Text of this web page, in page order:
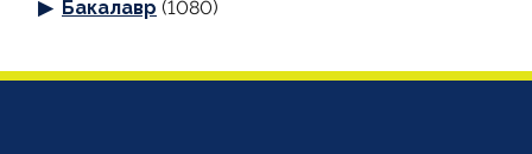
АНКЕТУВАННЯ
ДИПЛОМНІ РОБОТИ
Бакалавр (1080)